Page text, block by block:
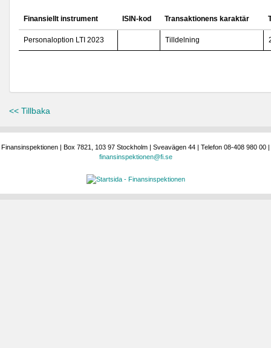
Finansiellt instrument ISIN-kod Transaktionens karaktär
Personaloption LTI 2023 Tilldelning
<< Tillbaka
Finansinspektionen | Box 7821, 103 97 Stockholm | Sveavägen 44 | Telefon 08-408 980 00 |
finansinspektionen@fi.se